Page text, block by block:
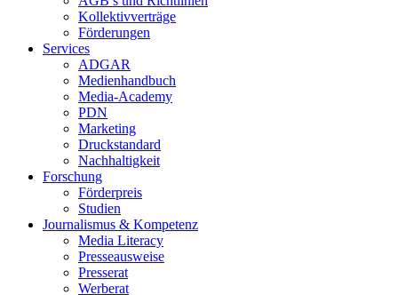
Kollektivverträge
Förderungen
Services
ADGAR
Medienhandbuch
Media-Academy
PDN
Marketing
Druckstandard
Nachhaltigkeit
Forschung
Förderpreis
Studien
Journalismus & Kompetenz
Media Literacy
Presseausweise
Presserat
Werberat